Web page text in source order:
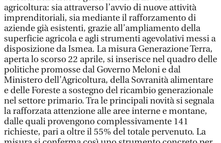
agricoltura: sia attraverso l’avvio di nuove attività
imprenditoriali, sia mediante il rafforzamento di
aziende già esistenti, grazie all’ampliamento della
superficie agricola e agli strumenti agevolativi messi a
disposizione da Ismea. La misura Generazione Terra,
aperta lo scorso 22 aprile, si inserisce nel quadro delle
politiche promosse dal Governo Meloni e dal
Ministero dell’Agricoltura, della Sovranità alimentare
e delle Foreste a sostegno del ricambio generazionale
nel settore primario. Tra le principali novità si segnala
la rafforzata attenzione alle aree interne e montane,
dalle quali provengono complessivamente 141
richieste, pari a oltre il 55% del totale pervenuto. La